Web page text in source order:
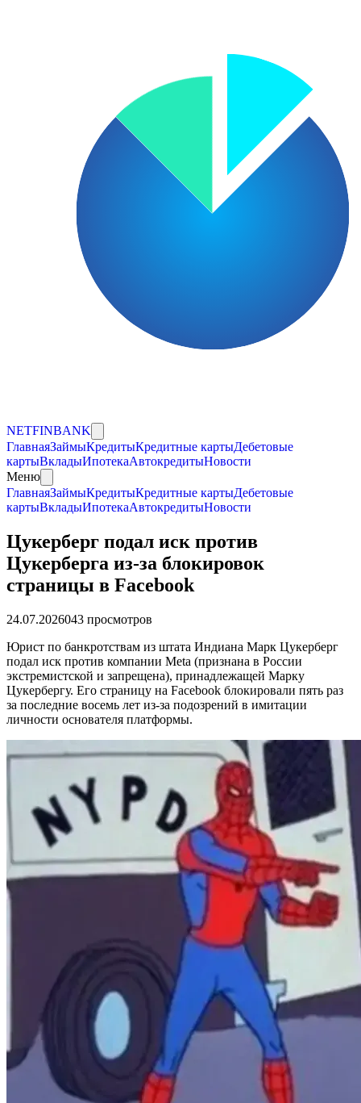
NETFINBANK
ГлавнаяЗаймыКредитыКредитные картыДебетовые
картыВкладыИпотекаАвтокредитыНовости
Меню
ГлавнаяЗаймыКредитыКредитные картыДебетовые
картыВкладыИпотекаАвтокредитыНовости
Цукерберг подал иск против
Цукерберга из-за блокировок
страницы в Facebook
24.07.2026043 просмотров
Юрист по банкротствам из штата Индиана Марк Цукерберг
подал иск против компании Meta (признана в России
экстремистской и запрещена), принадлежащей Марку
Цукербергу. Его страницу на Facebook блокировали пять раз
за последние восемь лет из-за подозрений в имитации
личности основателя платформы.